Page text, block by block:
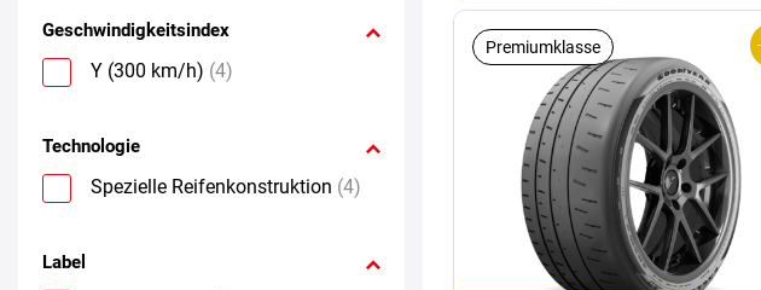
Geschwindigkeitsindex
Y (300 km/h) (4)
Technologie
Spezielle Reifenkonstruktion (4)
Label
Premiumklasse